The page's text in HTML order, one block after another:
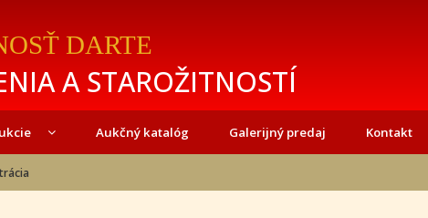
DARTE
A STAROŽITNOSTÍ
Aukčný katalóg Galerijný predaj Kontakt